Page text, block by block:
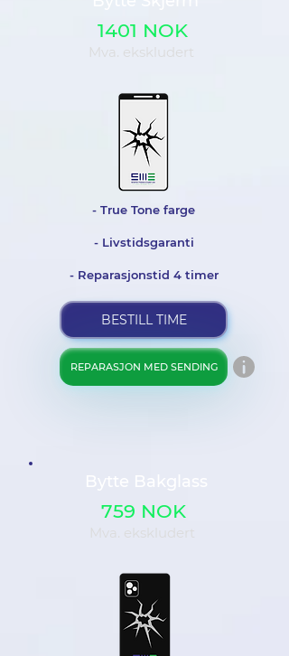
1401 NOK
Mva. ekskludert
- True Tone farge
- Livstidsgaranti
- Reparasjonstid 4 timer
BESTILL TIME
REPARASJON MED SENDING
Bytte Bakglass
759 NOK
Mva. ekskludert